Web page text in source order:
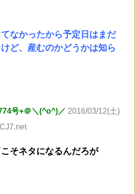
なかったから予定日はまだ
ど、産むのかどうかは知ら
号+＠＼(^o^)／ 2016/03/12(土)
そネタになるんだろが